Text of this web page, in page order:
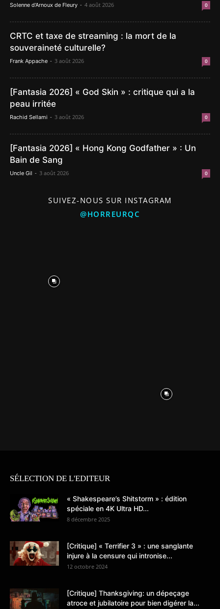
Solenne d'Arnoux de Fleury - 4 août 2026 0
CRTC et taxe de streaming : la mort de la
souveraineté culturelle?
Frank Appache - 3 août 2026 0
[Fantasia 2026] « God Skin » : critique qui a la
peau irritée
Rachid Sellami - 3 août 2026 0
[Fantasia 2026] « Hong Kong Godfather » : Un
Bain de Sang
Uncle Gil - 3 août 2026 0
SUIVEZ-NOUS SUR INSTAGRAM
@HORREURQC
SÉLECTION DE L'EDITEUR
« Shakespeare’s Shitstorm » : édition
spéciale en 4K Ultra HD...
8 décembre 2025
[Critique] « Terrifier 3 » : une sanglante
injure à la censure qui intronise...
12 octobre 2024
[Critique] Thanksgiving: un dépeçage
atroce et jubilatoire pour bien digérer la...